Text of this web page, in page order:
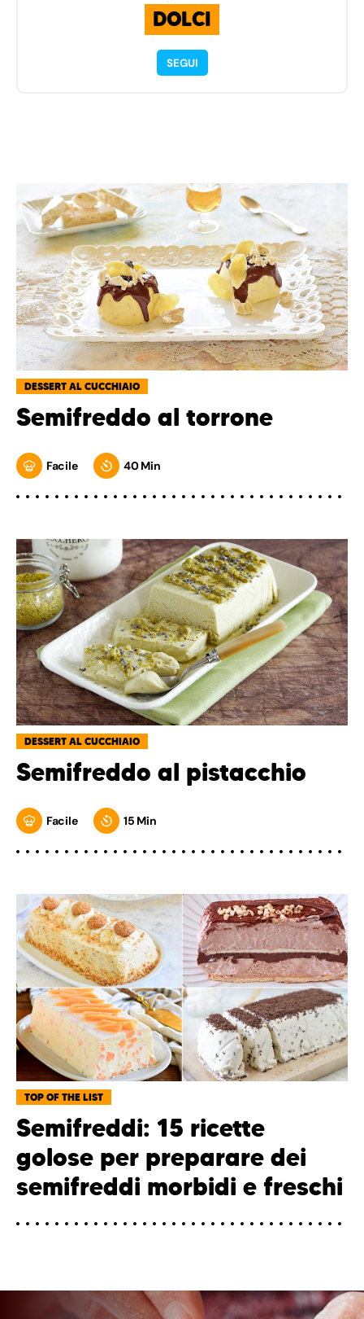
DOLCI
SEGUI
DESSERT AL CUCCHIAIO
Semifreddo al torrone
Facile 40 Min
DESSERT AL CUCCHIAIO
Semifreddo al pistacchio
Facile 15 Min
TOP OF THE LIST
Semifreddi: 15 ricette
golose per preparare dei
semifreddi morbidi e freschi